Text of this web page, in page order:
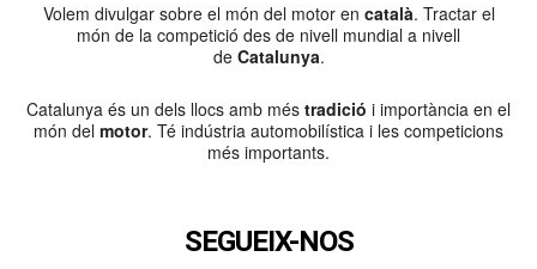
Volem divulgar sobre el món del motor en català. Tractar el
món de la competició des de nivell mundial a nivell
de Catalunya.
Catalunya és un dels llocs amb més tradició i importància en el
món del motor. Té indústria automobilística i les competicions
més importants.
SEGUEIX-NOS